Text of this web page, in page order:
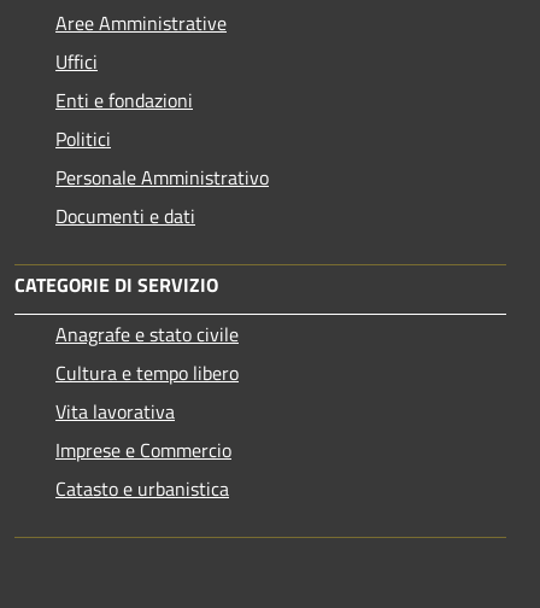
Aree Amministrative
Uffici
Enti e fondazioni
Politici
Personale Amministrativo
Documenti e dati
CATEGORIE DI SERVIZIO
Anagrafe e stato civile
Cultura e tempo libero
Vita lavorativa
Imprese e Commercio
Catasto e urbanistica